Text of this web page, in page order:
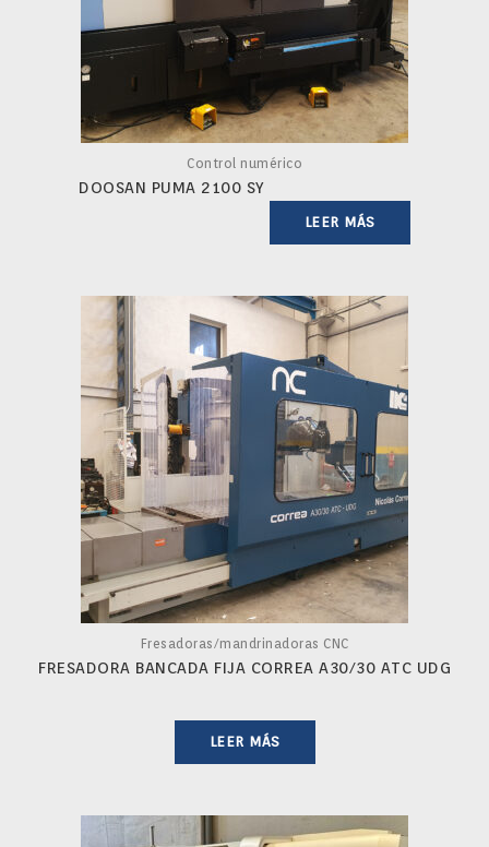
Control numérico
DOOSAN PUMA 2100 SY
LEER MÁS
Fresadoras/mandrinadoras CNC
FRESADORA BANCADA FIJA CORREA A30/30 ATC UDG
LEER MÁS